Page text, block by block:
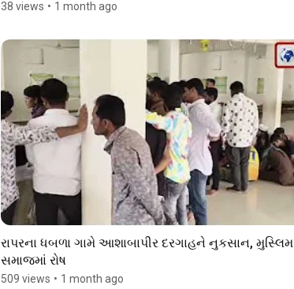
#rapar
38 views • 1 month ago
રાપરના ધબળા ગામે આશાબાપીર દરગાહને નુકસાન, મુસ્લિમ
સમાજમાં રોષ
509 views • 1 month ago